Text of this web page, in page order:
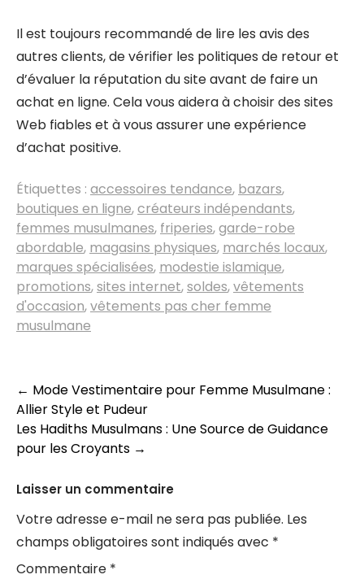
Il est toujours recommandé de lire les avis des
autres clients, de vérifier les politiques de retour et
d’évaluer la réputation du site avant de faire un
achat en ligne. Cela vous aidera à choisir des sites
Web fiables et à vous assurer une expérience
d’achat positive.
Étiquettes : accessoires tendance, bazars,
boutiques en ligne,créateurs indépendants,
femmes musulmanes, friperies,garde-robe
abordable, magasins physiques, marchés locaux,
marques spécialisées, modestie islamique,
promotions,sites internet,soldes,vêtements
d'occasion,vêtements pas cher femme
musulmane
Navigation
des
articles
← Mode Vestimentaire pour Femme Musulmane :
Allier Style et Pudeur
Les Hadiths Musulmans : Une Source de Guidance
pour les Croyants →
Laisser un commentaire
Votre adresse e-mail ne sera pas publiée. Les
champs obligatoires sont indiqués avec *
Commentaire *